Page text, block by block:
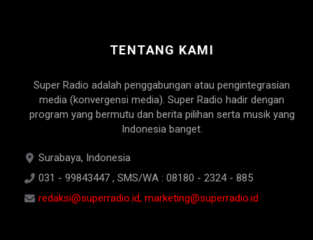
TENTANG KAMI
Super Radio adalah penggabungan atau pengintegrasian
media (konvergensi media). Super Radio hadir dengan
program yang bermutu dan berita pilihan serta musik yang
Indonesia banget.
Surabaya, Indonesia
031 - 99843447 , SMS/WA : 08180 - 2324 - 885
redaksi@superradio.id, marketing@superradio.id